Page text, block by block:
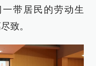
带居民的劳动生
致。